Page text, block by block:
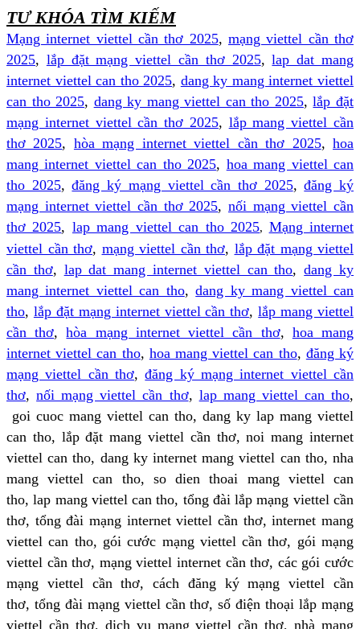
TƯ KHÓA TÌM KIẾM
Mạng internet viettel cần thơ 2025,mạng viettel cần thơ
2025, lắp đặt mạng viettel cần thơ 2025,lap dat mang
internet viettel can tho 2025, dang ky mang internet viettel
can tho 2025, dang ky mang viettel can tho 2025,lắp đặt
mạng internet viettel cần thơ 2025, lắp mang viettel cần
thơ 2025, hòa mạng internet viettel cần thơ 2025,hoa
mang internet viettel can tho 2025, hoa mang viettel can
tho 2025,đăng ký mạng viettel cần thơ 2025,đăng ký
mạng internet viettel cần thơ 2025,nối mạng viettel cần
thơ 2025, lap mang viettel can tho 2025, Mạng internet
viettel cần thơ, mạng viettel cần thơ, lắp đặt mạng viettel
cần thơ, lap dat mang internet viettel can tho,dang ky
mang internet viettel can tho,dang ky mang viettel can
tho, lắp đặt mạng internet viettel cần thơ,lắp mang viettel
cần thơ,hòa mạng internet viettel cần thơ, hoa mang
internet viettel can tho, hoa mang viettel can tho, đăng ký
mạng viettel cần thơ,đăng ký mạng internet viettel cần
thơ,nối mạng viettel cần thơ, lap mang viettel can tho,
goi cuoc mang viettel can tho, dang ky lap mang viettel
can tho, lắp đặt mang viettel cần thơ, noi mang internet
viettel can tho, dang ky internet mang viettel can tho, nha
mang viettel can tho, so dien thoai mang viettel can
tho, lap mang viettel can tho, tổng đài lắp mạng viettel cần
thơ, tổng đài mạng internet viettel cần thơ, internet mang
viettel can tho, gói cước mạng viettel cần thơ, gói mạng
viettel cần thơ, mạng viettel internet cần thơ, các gói cước
mạng viettel cần thơ, cách đăng ký mạng viettel cần
thơ, tổng đài mạng viettel cần thơ, số điện thoại lắp mạng
viettel cần thơ, dich vu mang viettel cần thơ, nhà mạng